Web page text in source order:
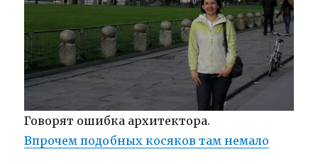
Говорят ошибка архитектора.
Впрочем подобных косяков там немало